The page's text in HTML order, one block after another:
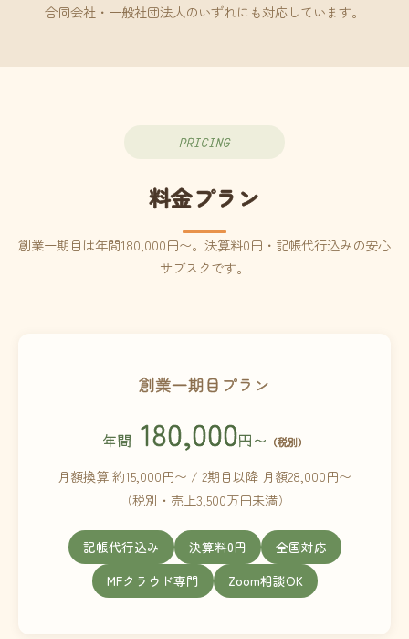
合同会社・一般社団法人のいずれにも対応しています。
PRICING
料金プラン
創業一期目は年間180,000円〜。決算料0円・記帳代行込みの安心
サブスクです。
創業一期目プラン
年間 180,000円〜 （税別）
月額換算 約15,000円〜 / 2期目以降 月額28,000円〜
（税別・売上3,500万円未満）
記帳代行込み 決算料0円
全国対応
MFクラウド専門
Zoom相談OK